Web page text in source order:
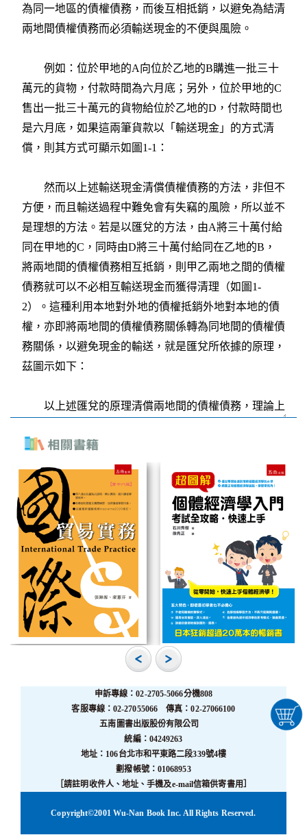
申訴專線：02-2705-5066分機808
客服專線：02-27055066 傳真：02-27066100
五南圖書出版股份有限公司
統編：04249263
地址：106台北市和平東路二段339號4樓
劃撥帳號：01068953
［請註明收件人、地址、手機及e-mail信箱供寄書用］
Copyright©2001 Wu-Nan Book Inc. All Rights Reserved.